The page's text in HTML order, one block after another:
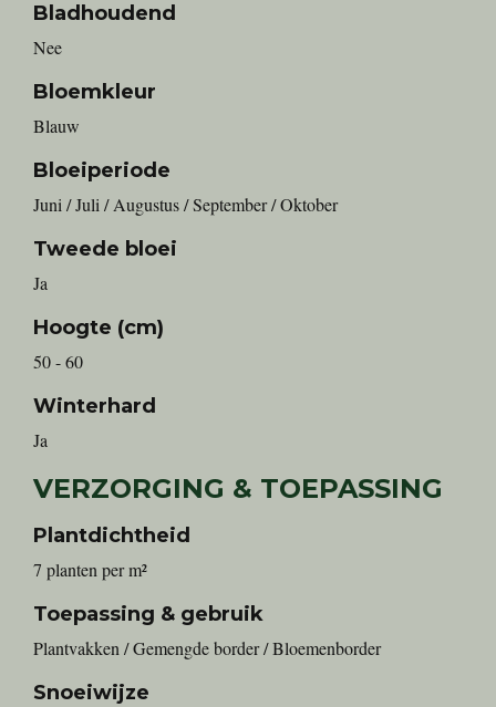
Bladhoudend
Nee
Bloemkleur
Blauw
Bloeiperiode
Juni / Juli / Augustus / September / Oktober
Tweede bloei
Ja
Hoogte (cm)
50 - 60
Winterhard
Ja
VERZORGING & TOEPASSING
Plantdichtheid
7 planten per m²
Toepassing & gebruik
Plantvakken / Gemengde border / Bloemenborder
Snoeiwijze